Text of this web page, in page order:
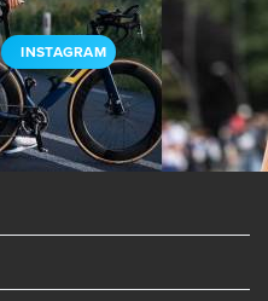
INSTAGRAM